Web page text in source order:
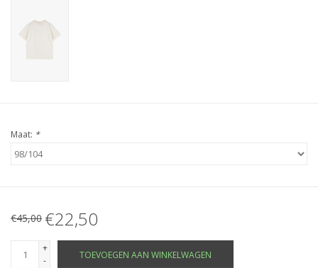
Maat: *
€45,00 €22,50
+
-
TOEVOEGEN AAN WINKELWAGEN